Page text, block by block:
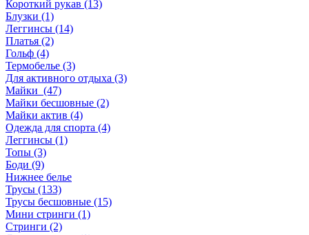
Короткий рукав (13)
Блузки (1)
Леггинсы (14)
Платья (2)
Гольф (4)
Термобелье (3)
Для активного отдыха (3)
Майки (47)
Майки бесшовные (2)
Майки актив (4)
Одежда для спорта (4)
Леггинсы (1)
Топы (3)
Боди (9)
Нижнее белье
Трусы (133)
Трусы бесшовные (15)
Мини стринги (1)
Стринги (2)